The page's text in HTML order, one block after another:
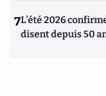
7L’été 2026
disent depuis 50